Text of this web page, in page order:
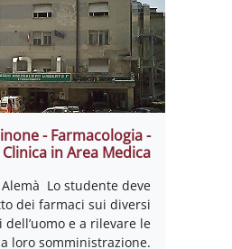
- Farmacologia -
in Area Medica
Lo studente deve
dei farmaci sui diversi
e a rilevare le
loro somministrazione.